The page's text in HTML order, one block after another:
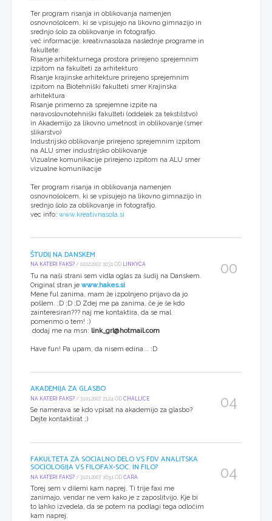
Ter program risanja in oblikovanja namenjen
osnovnošolcem, ki se vpisujejo na likovno gimnazijo in
srednjo šolo za oblikovanje in fotografijo.
več informacije: kreativnasolaza naslednje programe in
fakultete:
Risanje arhitekturnega prostora prirejeno sprejemnim
izpitom na fakulteti za arhitekturo
Risanje krajinske arhitekture prirejeno sprejemnim
izpitom na Biotehniški fakulteti smer Krajinska
arhitektura
Risanje primerno za sprejemne izpite na
naravoslovnotehniški fakulteti (oddelek za tekstilstvo)
in Akademijo za likovno umetnost in oblikovanje (smer
slikarstvo)
Industrijsko oblikovanje prirejeno sprejemnim izpitom
na ALU smer industrijsko oblikovanje
Vizualne komunikacije prirejeno izpitom na ALU smer
vizualne komunikacije
Ter program risanja in oblikovanja namenjen
osnovnošolcem, ki se vpisujejo na likovno gimnazijo in
srednjo šolo za oblikovanje in fotografijo.
vec info: www.kreativnasola.si
ŠTUDIJ NA DANSKEM
NA KATERI FAKS? / 02.02.2007, 10:31 OD LINKYCA
Tu na naši strani sem vidla oglas za šudij na Danskem.
Original stran je www.hakes.si
Mene ful zanima, mam že izpolnjeno prijavo da jo
pošlem. ;D ;D ;D Zdej me pa zanima, če je še kdo
zainteresiran??? naj me kontaktira, da se mal
pomenmo o tem! :)
dodaj me na msn: link_grl@hotmail.com
Have fun! Pa upam, da nisem edina... :D
00
AKADEMIJA ZA GLASBO
NA KATERI FAKS? / 31.01.2007, 21:24 OD CHALLICE
Se namerava se kdo vpisat na akademijo za glasbo?
Dejte kontaktirat ;)
04
FAKULTETA ZA SOCIALNO DELO VS FDV ANALITSKA
SOCIOLOGIJA VS FILOFAX-SOC. IN FILO?
NA KATERI FAKS? / 31.01.2007, 16:51 OD ČARA
Torej sem v dilemi kam naprej. Ti trije faxi me
zanimajo, vendar ne vem kako je z zaposlitvijo. Kje bi
to lahko izvedela, da se potem na podlagi tega odločim
kam naprej.
04